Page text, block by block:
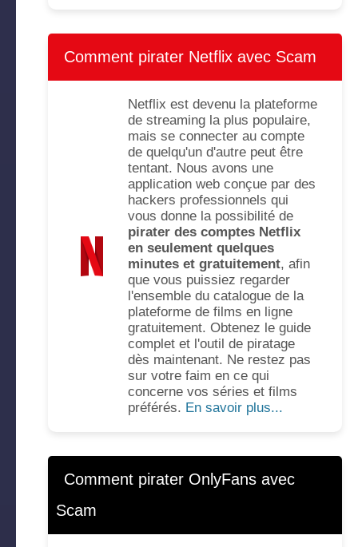
Comment pirater Netflix avec Scam
Netflix est devenu la plateforme
de streaming la plus populaire,
mais se connecter au compte
de quelqu'un d'autre peut être
tentant. Nous avons une
application web conçue par des
hackers professionnels qui
vous donne la possibilité de
pirater des comptes Netflix
en seulement quelques
minutes et gratuitement, afin
que vous puissiez regarder
l'ensemble du catalogue de la
plateforme de films en ligne
gratuitement. Obtenez le guide
complet et l'outil de piratage
dès maintenant. Ne restez pas
sur votre faim en ce qui
concerne vos séries et films
préférés. En savoir plus...
Comment pirater OnlyFans avec
Scam